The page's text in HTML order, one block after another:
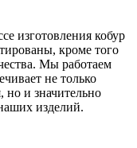
изготовления кобур
кроме того
Мы работаем
не только
и значительно
изделий.